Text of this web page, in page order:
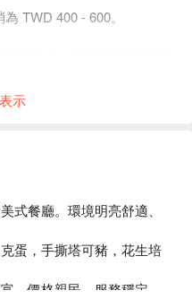
TWD 400 - 600。
示
式餐廳。環境明亮舒適、
蛋，手撕塔可豬，花生培
，價格親民，服務穩定。